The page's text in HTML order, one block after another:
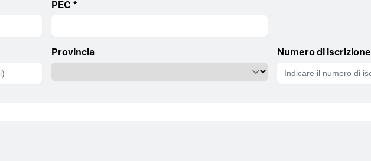
PEC *
Provincia Numero di iscrizione